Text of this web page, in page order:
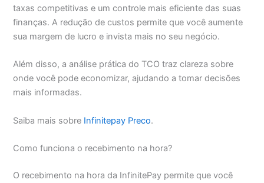
taxas competitivas e um controle mais eficiente das suas
finanças. A redução de custos permite que você aumente
sua margem de lucro e invista mais no seu negócio.
Além disso, a análise prática do TCO traz clareza sobre
onde você pode economizar, ajudando a tomar decisões
mais informadas.
Saiba mais sobre Infinitepay Preco.
Como funciona o recebimento na hora?
O recebimento na hora da InfinitePay permite que você